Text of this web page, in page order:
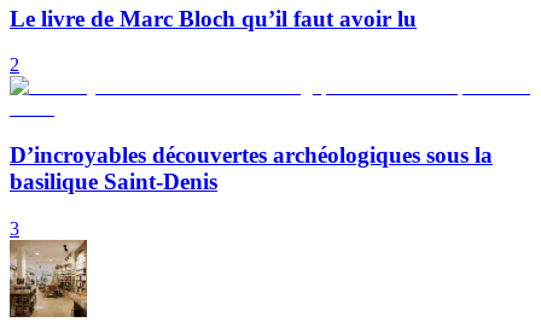
Le livre de Marc Bloch qu’il faut avoir lu
2
D’incroyables découvertes archéologiques sous la
basilique Saint-Denis
3